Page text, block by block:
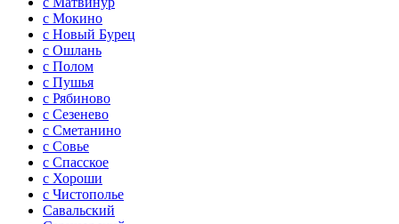
с Мокино
с Новый Бурец
с Ошлань
с Полом
с Пушья
с Рябиново
с Сезенево
с Сметанино
с Совье
с Спасское
с Хороши
с Чистополье
Савальский